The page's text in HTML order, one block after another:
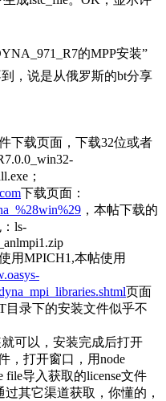
的MPP安装”
，说是从俄罗斯的bt分享
下载页面，下载32位或者
；
下载页面：
，本帖下载的
ls-
用MPICH1,本帖使用
页面
目录下的安装文件似乎不
就可以，安装完成后打开
，打开窗口，用node
file导入获取的license文件
其它渠道获取，你懂的，